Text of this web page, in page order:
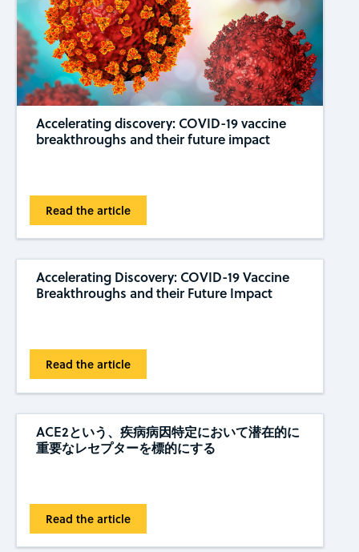
Accelerating discovery: COVID-19 vaccine
breakthroughs and their future impact
Read the article
Accelerating Discovery: COVID-19 Vaccine
Breakthroughs and their Future Impact
Read the article
ACE2という、疾病病因特定において潜在的に
重要なレセプターを標的にする
Read the article